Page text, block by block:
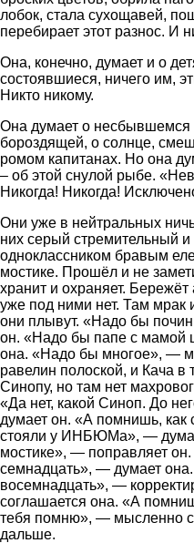
лобок, стала сухощавей,
перебирает этот разнос. И
Она, конечно, думает и о
состоявшиеся, ничего им,
Никто никому.
Она думает о несбывшемся
бороздящей, о солнце,
ромом капитанах. Но она
– об этой снулой рыбе.
Никогда! Никогда!
Они уже в нейтральных
них серый стремительный
одноклассником бравым
мостике. Прошёл и не
хранит и охраняет.
уже под ними нет. Там мрак
они плывут. «Надо бы
он. «Надо бы папе с мамой
она. «Надо бы многое», —
равелин полоской, и Кача
Синопу, но там нет
«Да нет, какой Синоп. До
думает он. «А помнишь,
стояли у ИНБЮМа», —
мостике», — поправляет
семнадцать», — думает
восемнадцать», —
соглашается она. «А
тебя помню», — мысленно
дальше.